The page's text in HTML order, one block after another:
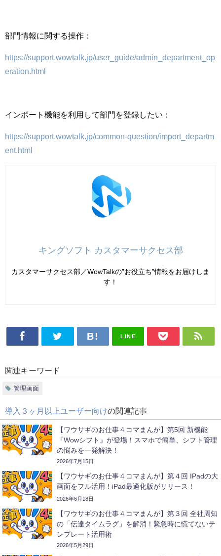
部門情報に関する操作：
https://support.wowtalk.jp/user_guide/admin_department_op
eration.html
インポート機能を利用して部門を登録したい：
https://support.wowtalk.jp/common-question/import_departm
ent.html
キングソフト カスタマーサクセス部
カスタマーサクセス部／WowTalkの”お役立ち”情報をお届けしま
す！
LINE
関連キーワード
管理画面
導入３ヶ月以上ユーザー向けの関連記事
【ワウサギのお仕事４コマまんが】第5回 新機能
『Wowシフト』が登場！スマホで簡単、シフト管理
の悩みを一発解決！
2026年7月15日
【ワウサギのお仕事４コマまんが】第４回 IPadの大
画面をフル活用！iPad最適化版がリリース！
2026年6月18日
【ワウサギのお仕事４コマまんが】第３回 全社周知
の「伝達タイムラグ」を解消！緊急時に慌てないテ
ンプレート活用術
2026年5月29日